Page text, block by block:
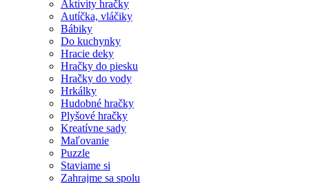
Aktivity hračky
Autíčka, vláčiky
Bábiky
Do kuchynky
Hracie deky
Hračky do piesku
Hračky do vody
Hrkálky
Hudobné hračky
Plyšové hračky
Kreatívne sady
Maľovanie
Puzzle
Staviame si
Zahrajme sa spolu